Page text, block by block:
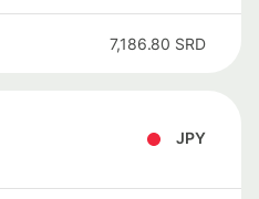
7,186.80 SRD
JPY